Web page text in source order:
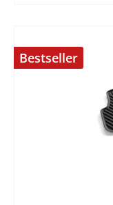
Bestseller